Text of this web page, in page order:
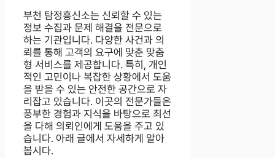
부천 탐정흥신소는 신뢰할 수 있는
정보 수집과 문제 해결을 전문으로
하는 기관입니다. 다양한 사건과 의
뢰를 통해 고객의 요구에 맞춘 맞춤
형 서비스를 제공합니다. 특히, 개인
적인 고민이나 복잡한 상황에서 도움
을 받을 수 있는 안전한 공간으로 자
리잡고 있습니다. 이곳의 전문가들은
풍부한 경험과 지식을 바탕으로 최선
을 다해 의뢰인에게 도움을 주고 있
습니다. 아래 글에서 자세하게 알아
봅시다.